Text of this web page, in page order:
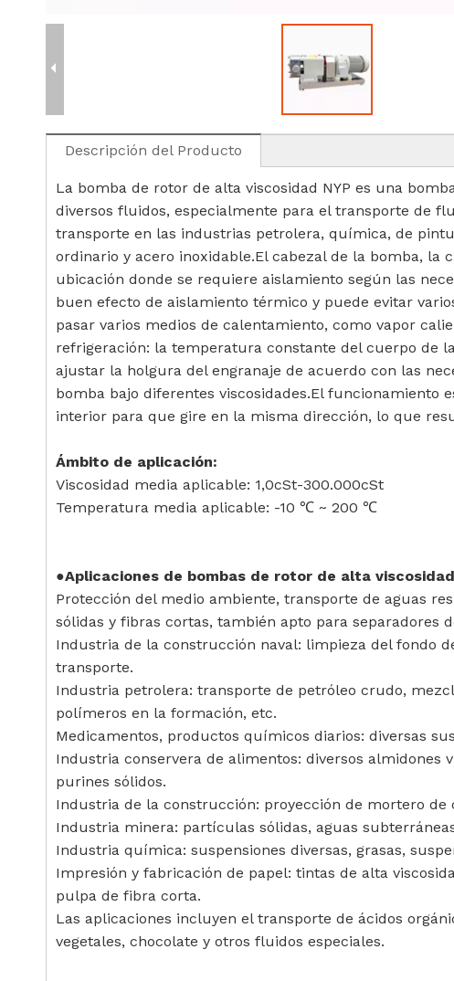
Descripción del Producto
La bomba de rotor de alta viscosidad NYP es una
diversos fluidos, especialmente para el transporte de
transporte en las industrias petrolera, química, de
ordinario y acero inoxidable.El cabezal de la bomba, la
ubicación donde se requiere aislamiento según las
buen efecto de aislamiento térmico y puede evitar
pasar varios medios de calentamiento, como vapor
refrigeración: la temperatura constante del cuerpo de
ajustar la holgura del engranaje de acuerdo con las
bomba bajo diferentes viscosidades.El
interior para que gire en la misma dirección, lo que
Ámbito de aplicación:
Viscosidad media aplicable: 1,0cSt-300.000cSt
Temperatura media aplicable: -10 ℃ ~ 200 ℃
●Aplicaciones de bombas de rotor de alta
Protección del medio ambiente, transporte de aguas
sólidas y fibras cortas, también apto para separadores
Industria de la construcción naval: limpieza del fondo
transporte.
Industria petrolera: transporte de petróleo crudo,
polímeros en la formación, etc.
Medicamentos, productos químicos diarios: diversas
Industria conservera de alimentos: diversos almidones
purines sólidos.
Industria de la construcción: proyección de mortero de
Industria minera: partículas sólidas, aguas
Industria química: suspensiones diversas, grasas,
Impresión y fabricación de papel: tintas de alta
pulpa de fibra corta.
Las aplicaciones incluyen el transporte de ácidos
vegetales, chocolate y otros fluidos especiales.